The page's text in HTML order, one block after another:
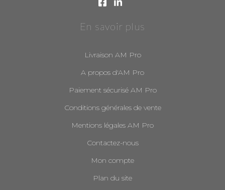
En savoir plus
Livraison AM Pro
A propos d'AM Pro
Paiement sécurisé AM Pro
Conditions générales de vente
Mentions légales AM Pro
Contactez-nous
Mon compte
Plan du site